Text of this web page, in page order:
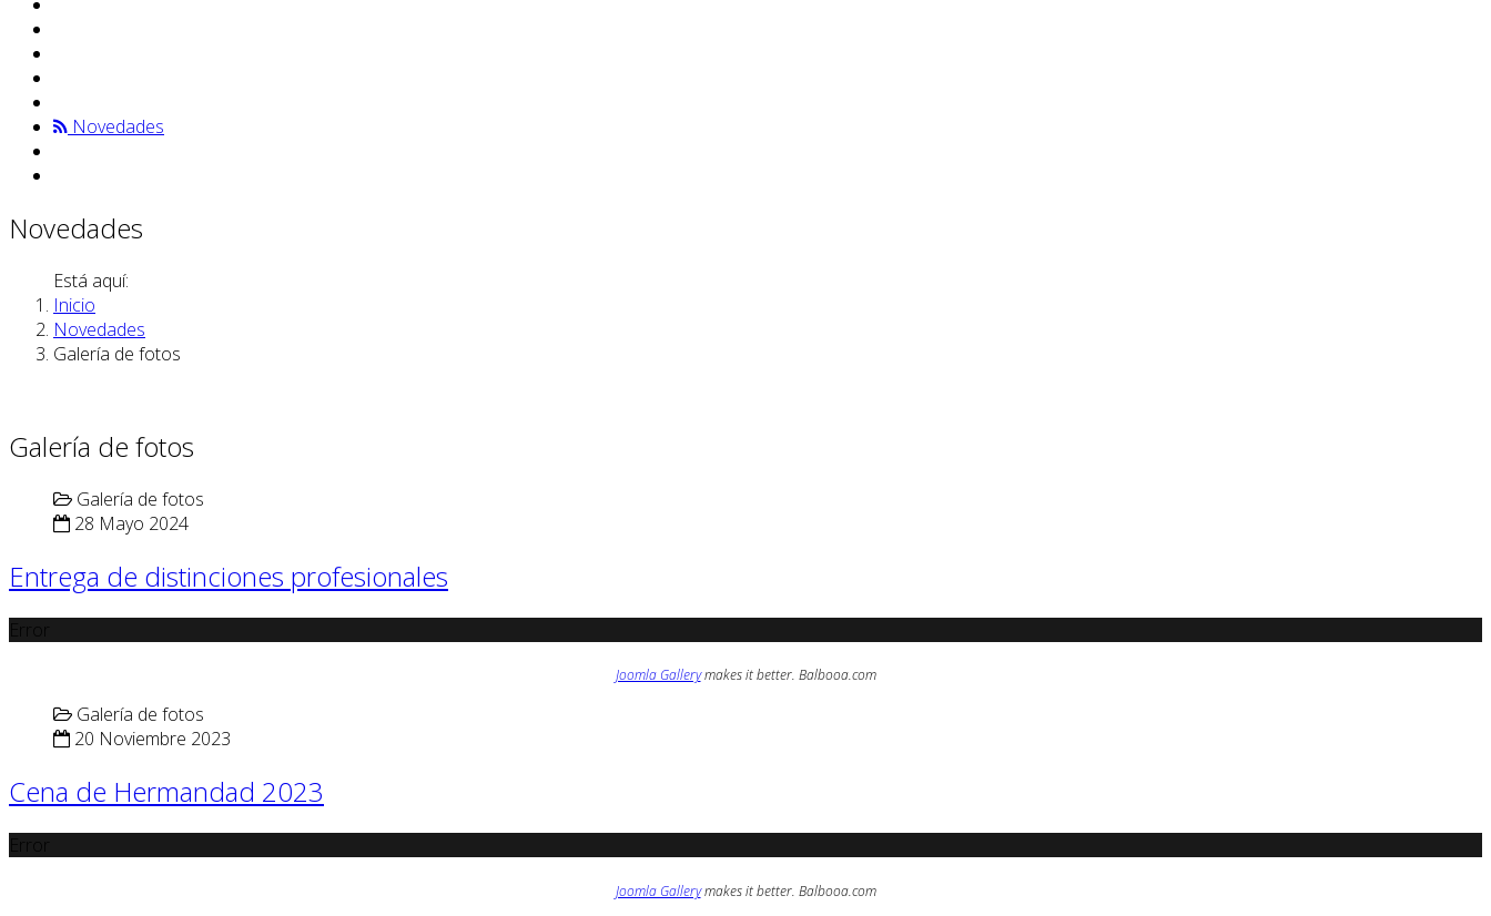
Novedades
Novedades
Está aquí:
Inicio
Novedades
Galería de fotos
Galería de fotos
Galería de fotos
28 Mayo 2024
Entrega de distinciones profesionales
Joomla Gallerymakes it better. Balbooa.com
Galería de fotos
20 Noviembre 2023
Cena de Hermandad 2023
Joomla Gallerymakes it better. Balbooa.com